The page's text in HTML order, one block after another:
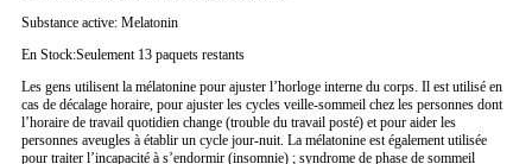
Substance active: Melatonin
En Stock:Seulement 13 paquets restants
Les gens utilisent la mélatonine pour ajuster l’horloge interne du corps. Il est utilisé en
cas de décalage horaire, pour ajuster les cycles veille-sommeil chez les personnes dont
l’horaire de travail quotidien change (trouble du travail posté) et pour aider les
personnes aveugles à établir un cycle jour-nuit. La mélatonine est également utilisée
pour traiter l’incapacité à s’endormir (insomnie) ; syndrome de phase de sommeil